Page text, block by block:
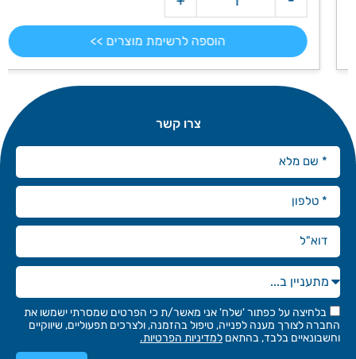
הוספה לרשימת מוצרים >>
צרו קשר
בלחיצה על כפתור 'שלח' אני מאשר/ת כי הפרטים שמסרתי ישמשו את
החברה לצורך מענה לפנייה, טיפול בהזמנה, ולצרכים תפעוליים, שיווקיים
וחשבונאיים בלבד, בהתאם למדיניות הפרטיות.